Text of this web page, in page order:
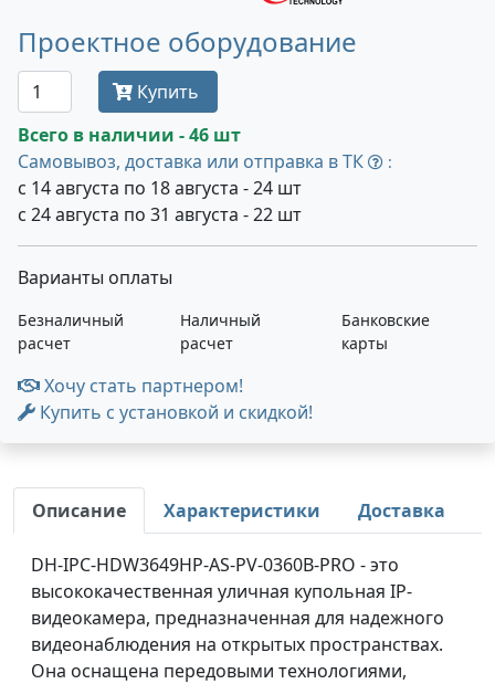
Проектное оборудование
Купить
Всего в наличии - 46 шт
Самовывоз, доставка или отправка в ТК
:
с 14 августа по 18 августа - 24 шт
с 24 августа по 31 августа - 22 шт
Варианты оплаты
Безналичный
расчет
Наличный
расчет
Банковские
карты
Хочу стать партнером!
Купить с установкой и скидкой!
Описание Характеристики Доставка
DH-IPC-HDW3649HP-AS-PV-0360B-PRO - это
высококачественная уличная купольная IP-
видеокамера, предназначенная для надежного
видеонаблюдения на открытых пространствах.
Она оснащена передовыми технологиями,